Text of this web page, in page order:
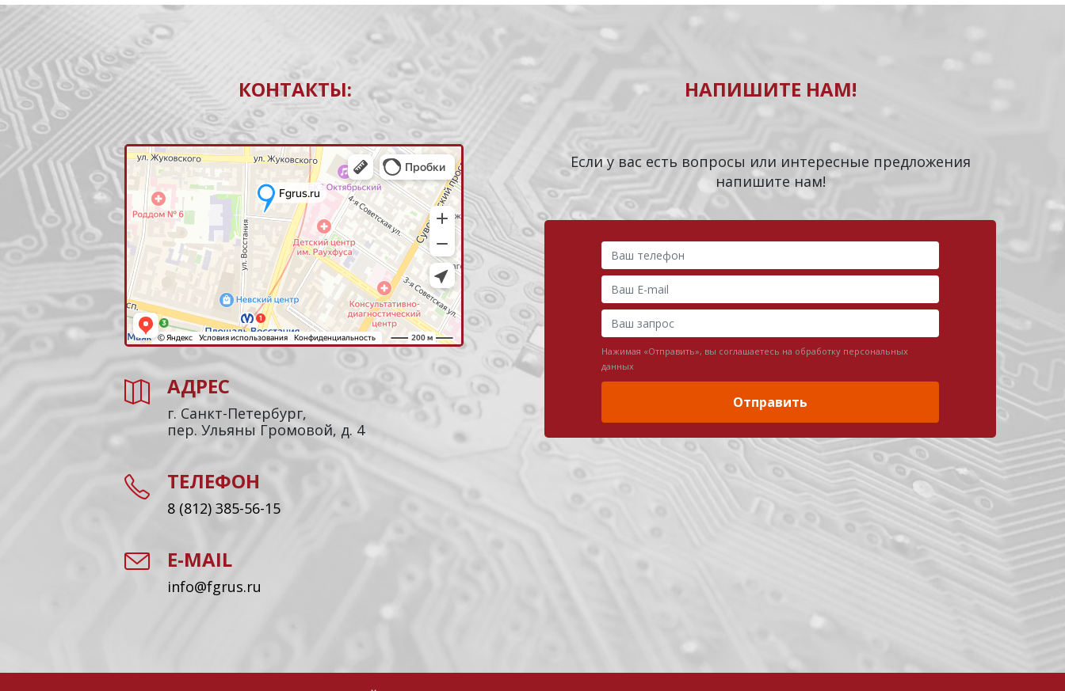
КОНТАКТЫ:
АДРЕС
г. Санкт-Петербург,
пер. Ульяны Громовой, д. 4
ТЕЛЕФОН
8 (812) 385-56-15
E-MAIL
info@fgrus.ru
НАПИШИТЕ НАМ!
Если у вас есть вопросы или интересные предложения
напишите нам!
Нажимая «Отправить», вы соглашаетесь на обработку персональных
данных
Отправить